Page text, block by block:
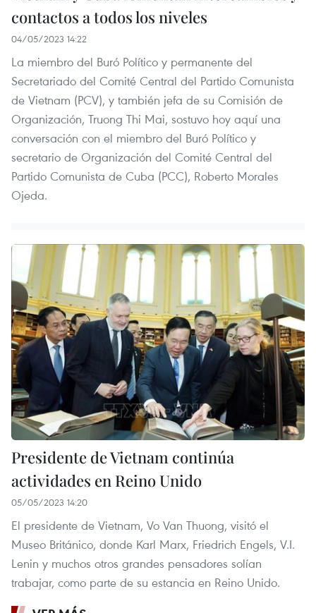
contactos a todos los niveles
04/05/2023 14:22
La miembro del Buró Político y permanente del
Secretariado del Comité Central del Partido Comunista
de Vietnam (PCV), y también jefa de su Comisión de
Organización, Truong Thi Mai, sostuvo hoy aquí una
conversación con el miembro del Buró Político y
secretario de Organización del Comité Central del
Partido Comunista de Cuba (PCC), Roberto Morales
Ojeda.
Presidente de Vietnam continúa
actividades en Reino Unido
05/05/2023 14:20
El presidente de Vietnam, Vo Van Thuong, visitó el
Museo Británico, donde Karl Marx, Friedrich Engels, V.I.
Lenin y muchos otros grandes pensadores solían
trabajar, como parte de su estancia en Reino Unido.